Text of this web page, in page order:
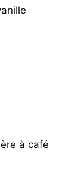
à café